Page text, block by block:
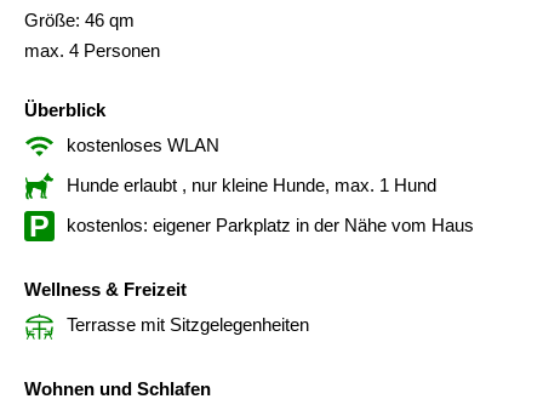
Größe: 46 qm
max. 4 Personen
Überblick
kostenloses WLAN
Hunde erlaubt , nur kleine Hunde, max. 1 Hund
kostenlos: eigener Parkplatz in der Nähe vom Haus
Wellness & Freizeit
Terrasse mit Sitzgelegenheiten
Wohnen und Schlafen